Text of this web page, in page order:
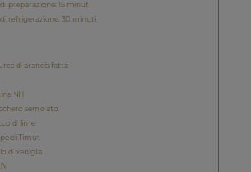
preparazione: 15 minuti
refrigerazione: 30 minuti
di arancia fatta
NH
semolato
di lime
di Timut
di vaniglia